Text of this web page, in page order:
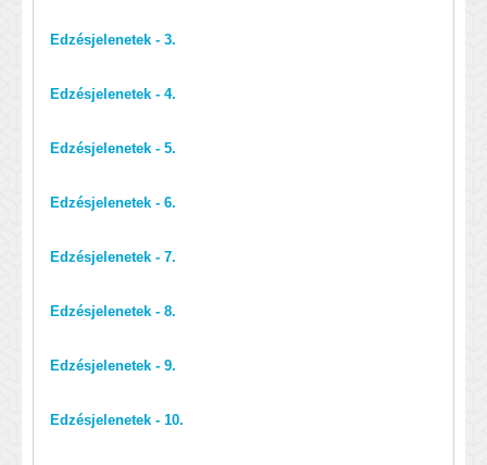
Edzésjelenetek - 3.
Edzésjelenetek - 4.
Edzésjelenetek - 5.
Edzésjelenetek - 6.
Edzésjelenetek - 7.
Edzésjelenetek - 8.
Edzésjelenetek - 9.
Edzésjelenetek - 10.